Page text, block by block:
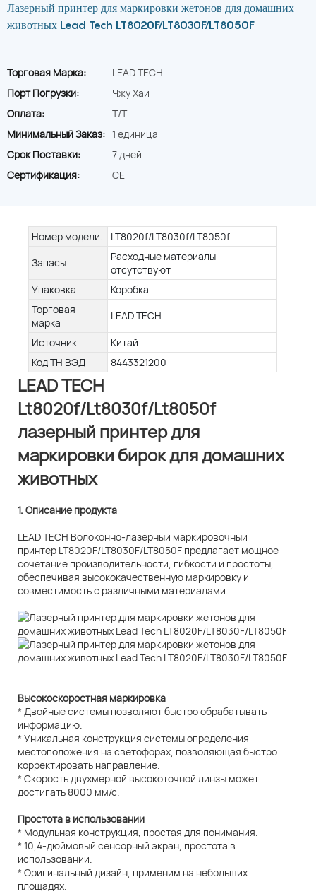
Лазерный принтер для маркировки жетонов для домашних
животных Lead Tech LT8020F/LT8030F/LT8050F
Торговая Марка:
LEAD TECH
Порт Погрузки:
Чжу Хай
Оплата:
T/T
Минимальный Заказ: 1 единица
Срок Поставки:
7 дней
Сертификация:
CE
Номер модели.
LT8020f/LT8030f/LT8050f
Запасы
Расходные материалы
отсутствуют
Упаковка
Коробка
Торговая
марка
LEAD TECH
Источник
Китай
Код ТН ВЭД
8443321200
LEAD TECH
Lt8020f/Lt8030f/Lt8050f
лазерный принтер для
маркировки бирок для домашних
животных
1. Описание продукта
LEAD TECH Волоконно-лазерный маркировочный
принтер LT8020F/LT8030F/LT8050F предлагает мощное
сочетание производительности, гибкости и простоты,
обеспечивая высококачественную маркировку и
совместимость с различными материалами.
Высокоскоростная маркировка
* Двойные системы позволяют быстро обрабатывать
информацию.
* Уникальная конструкция системы определения
местоположения на светофорах, позволяющая быстро
корректировать направление.
* Скорость двухмерной высокоточной линзы может
достигать 8000 мм/с.
Простота в использовании
* Модульная конструкция, простая для понимания.
* 10,4-дюймовый сенсорный экран, простота в
использовании.
* Оригинальный дизайн, применим на небольших
площадях.